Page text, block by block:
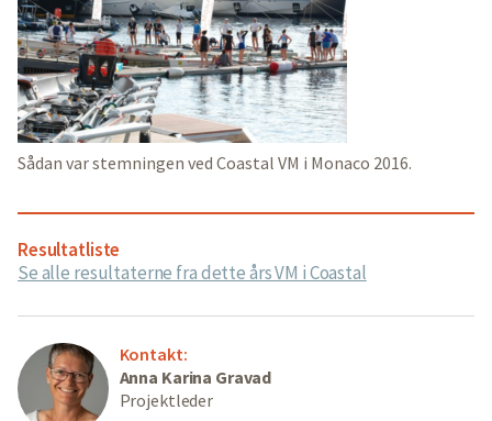
Sådan var stemningen ved Coastal VM i Monaco 2016.
Resultatliste
Se alle resultaterne fra dette års VM i Coastal
Kontakt:
Anna Karina Gravad
Projektleder